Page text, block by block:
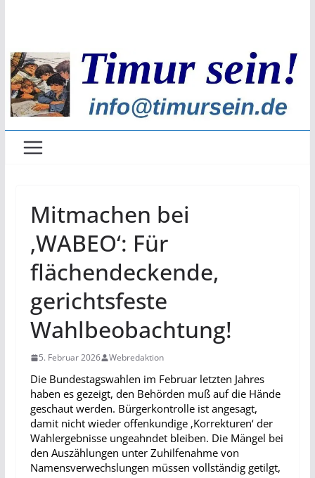
Mitmachen bei
‚WABEO‘: Für
flächendeckende,
gerichtsfeste
Wahlbeobachtung!
5. Februar 2026 Webredaktion
Die Bundestagswahlen im Februar letzten Jahres
haben es gezeigt, den Behörden muß auf die Hände
geschaut werden. Bürgerkontrolle ist angesagt,
damit nicht wieder offenkundige ‚Korrekturen‘ der
Wahlergebnisse ungeahndet bleiben. Die Mängel bei
den Auszählungen unter Zuhilfenahme von
Namensverwechslungen müssen vollständig getilgt,